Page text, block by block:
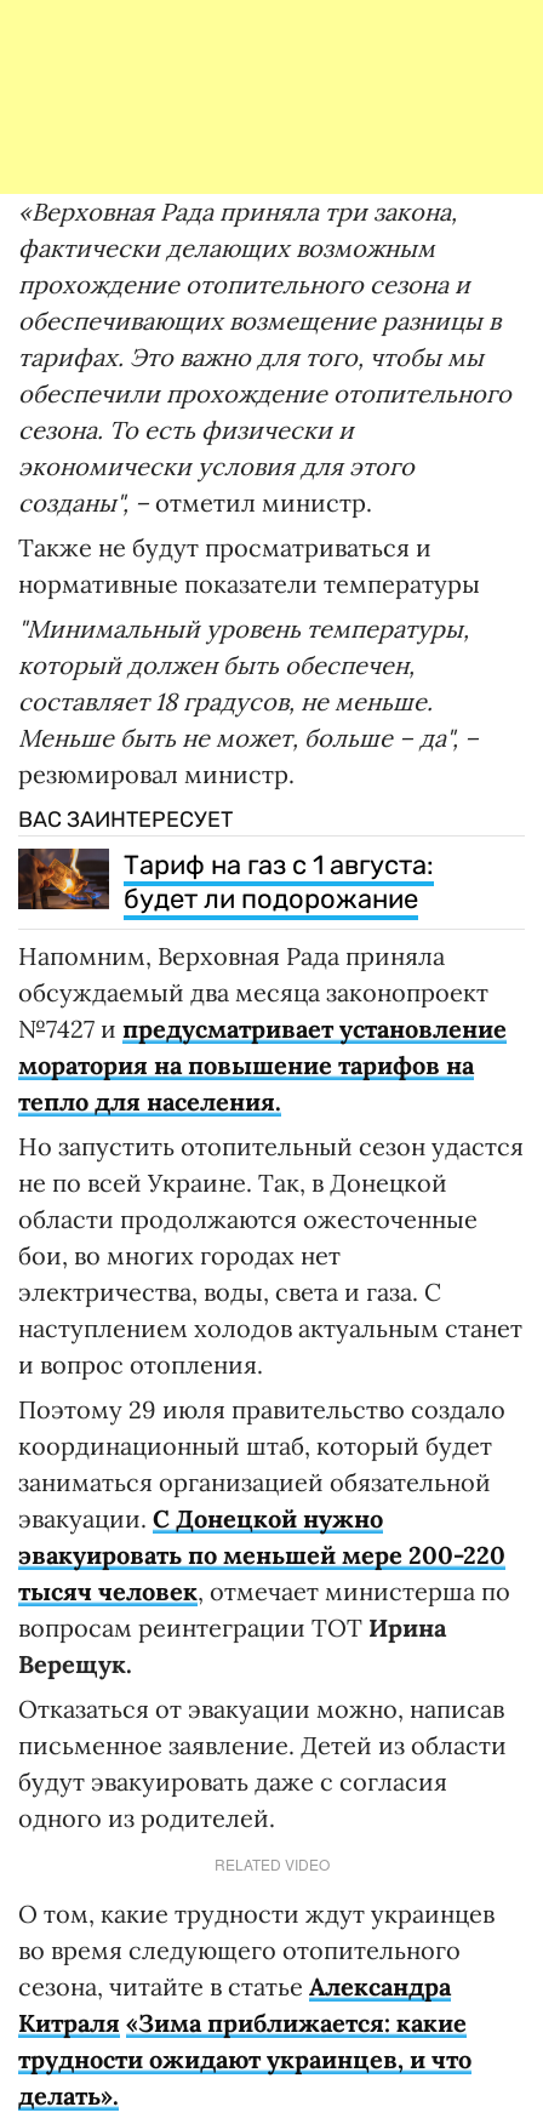
«Верховная Рада приняла три закона,
фактически делающих возможным
прохождение отопительного сезона и
обеспечивающих возмещение разницы в
тарифах. Это важно для того, чтобы мы
обеспечили прохождение отопительного
сезона. То есть физически и
экономически условия для этого
созданы", – отметил министр.
Также не будут просматриваться и
нормативные показатели температуры
"Минимальный уровень температуры,
который должен быть обеспечен,
составляет 18 градусов, не меньше.
Меньше быть не может, больше – да", –
резюмировал министр.
ВАС ЗАИНТЕРЕСУЕТ
Тариф на газ с 1 августа:
будет ли подорожание
Напомним, Верховная Рада приняла
обсуждаемый два месяца законопроект
№7427 и предусматривает установление
моратория на повышение тарифов на
тепло для населения.
Но запустить отопительный сезон удастся
не по всей Украине. Так, в Донецкой
области продолжаются ожесточенные
бои, во многих городах нет
электричества, воды, света и газа. С
наступлением холодов актуальным станет
и вопрос отопления.
Поэтому 29 июля правительство создало
координационный штаб, который будет
заниматься организацией обязательной
эвакуации. С Донецкой нужно
эвакуировать по меньшей мере 200-220
тысяч человек, отмечает министерша по
вопросам реинтеграции ТОТ Ирина
Верещук.
Отказаться от эвакуации можно, написав
письменное заявление. Детей из области
будут эвакуировать даже с согласия
одного из родителей.
RELATED VIDEO
О том, какие трудности ждут украинцев
во время следующего отопительного
сезона, читайте в статье Александра
Китраля «Зима приближается: какие
трудности ожидают украинцев, и что
делать».